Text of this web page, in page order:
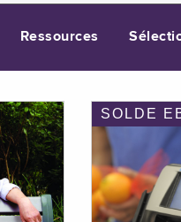
Ressources
SOLDE